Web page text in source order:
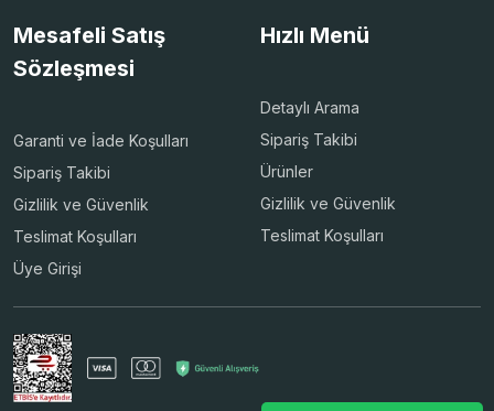
Mesafeli Satış
Sözleşmesi
Garanti ve İade Koşulları
Sipariş Takibi
Gizlilik ve Güvenlik
Teslimat Koşulları
Üye Girişi
Hızlı Menü
Detaylı Arama
Sipariş Takibi
Ürünler
Gizlilik ve Güvenlik
Teslimat Koşulları